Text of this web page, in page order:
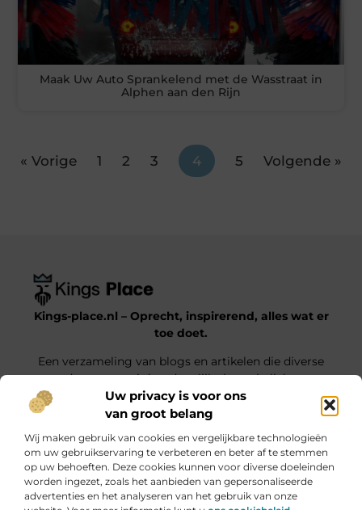
Uw privacy is voor ons
van groot belang
Wij maken gebruik van cookies en vergelijkbare technologieën
om uw gebruikservaring te verbeteren en beter af te stemmen
op uw behoeften. Deze cookies kunnen voor diverse doeleinden
worden ingezet, zoals het aanbieden van gepersonaliseerde
advertenties en het analyseren van het gebruik van onze
Maak Uw Auto Sprankelend met de Wasstraat in
Alphen aan den Rijn
« Vorige 1 2 3 4 5 Volgende »
Kings-place.nl – Oprecht, inspirerend, alles wat er
toe doet.
Een verzameling van blogs en artikelen die diverse
onderwerpen uit het dagelijks leven belichten.
Onze informatie
Bericht categorie